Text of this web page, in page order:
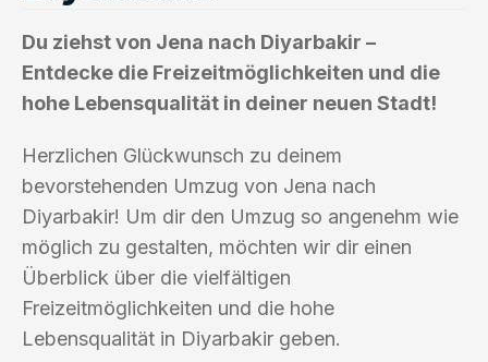
Du ziehst von Jena nach Diyarbakir –
Entdecke die Freizeitmöglichkeiten und die
hohe Lebensqualität in deiner neuen Stadt!
Herzlichen Glückwunsch zu deinem
bevorstehenden Umzug von Jena nach
Diyarbakir! Um dir den Umzug so angenehm wie
möglich zu gestalten, möchten wir dir einen
Überblick über die vielfältigen
Freizeitmöglichkeiten und die hohe
Lebensqualität in Diyarbakir geben.